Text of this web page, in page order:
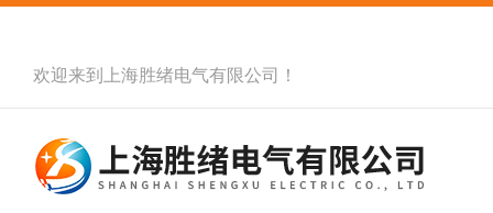
欢迎来到 上海胜绪电气有限公司 ！